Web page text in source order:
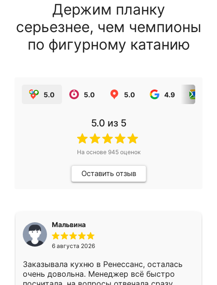
Держим планку
серьезнее, чем чемпионы
по фигурному катанию
5.0 5.0 5.0 4.9
5.0 из 5
На основе 945оценок
Оставить отзыв
Мальвина
6 августа 2026
Заказывала кухню в Ренессанс, осталась
очень довольна. Менеджер всё быстро